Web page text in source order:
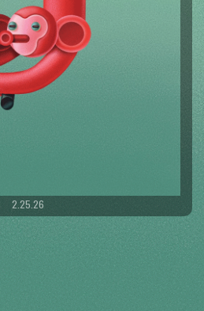
2.25.26